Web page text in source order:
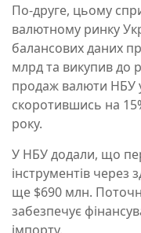
По-друге, цьому
валютному ринку
балансових даних
млрд та викупив до
продаж валюти НБУ
скоротившись на
року.
У НБУ додали, що
інструментів
ще $690 млн.
забезпечує
імпорту.